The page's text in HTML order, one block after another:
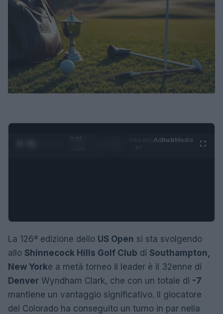
0:29 /
AdhubMedia
La 126ª edizione dello US Open si sta svolgendo
allo Shinnecock Hills Golf Club di Southampton,
New Yorke a metà torneo il leader è il 32enne di
Denver Wyndham Clark, che con un totale di -7
mantiene un vantaggio significativo. Il giocatore
del Colorado ha conseguito un turno in par nella